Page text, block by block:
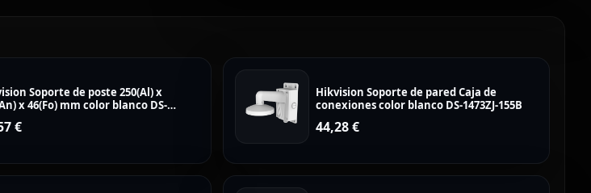
Soporte de poste 250(Al) x
x 46(Fo) mm color blanco DS-
€
Hikvision Soporte de pared Caja de
conexiones color blanco DS-1473ZJ-155B
44,28€